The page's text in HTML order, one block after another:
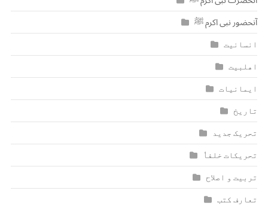
آنحضور نبی اکرم ﷺ
انسانیت
اھلبیت
ایمانیات
تاریخ
تحریک جدید
تحریکات خلفاٗ
تربیت و اصلاح
تعارف کتب